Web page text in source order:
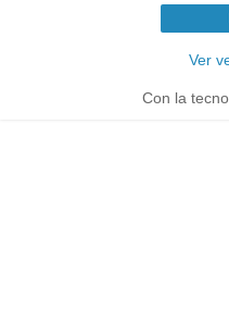
Ver
Con la